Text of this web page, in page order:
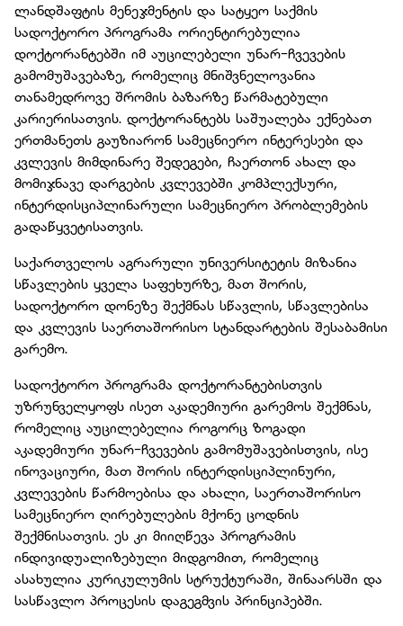
ლანდშაფტის მენეჯმენტის და სატყეო საქმის
სადოქტორო პროგრამა ორიენტირებულია
დოქტორანტებში იმ აუცილებელი უნარ-ჩვევების
გამომუშავებაზე, რომელიც მნიშვნელოვანია
თანამედროვე შრომის ბაზარზე წარმატებული
კარიერისათვის. დოქტორანტებს საშუალება ექნებათ
ერთმანეთს გაუზიარონ სამეცნიერო ინტერესები და
კვლევის მიმდინარე შედეგები, ჩაერთონ ახალ და
მომიჯნავე დარგების კვლევებში კომპლექსური,
ინტერდისციპლინარული სამეცნიერო პრობლემების
გადაწყვეტისათვის.
საქართველოს აგრარული უნივერსიტეტის მიზანია
სწავლების ყველა საფეხურზე, მათ შორის,
სადოქტორო დონეზე შექმნას სწავლის, სწავლებისა
და კვლევის საერთაშორისო სტანდარტების შესაბამისი
გარემო.
სადოქტორო პროგრამა დოქტორანტებისთვის
უზრუნველყოფს ისეთ აკადემიური გარემოს შექმნას,
რომელიც აუცილებელია როგორც ზოგადი
აკადემიური უნარ-ჩვევების გამომუშავებისთვის, ისე
ინოვაციური, მათ შორის ინტერდისციპლინური,
კვლევების წარმოებისა და ახალი, საერთაშორისო
სამეცნიერო ღირებულების მქონე ცოდნის
შექმნისათვის. ეს კი მიიღწევა პროგრამის
ინდივიდუალიზებული მიდგომით, რომელიც
ასახულია კურიკულუმის სტრუქტურაში, შინაარსში და
სასწავლო პროცესის დაგეგმვის პრინციპებში.